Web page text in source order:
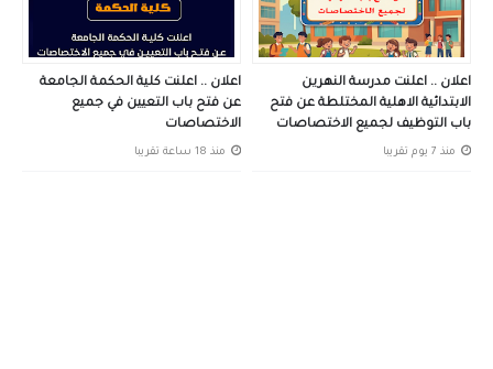
اعلان .. اعلنت مدرسة النهرين
الابتدائية الاهلية المختلطة عن فتح
باب التوظيف لجميع الاختصاصات
منذ 7 يوم تقريبا
اعلان .. اعلنت كلية الحكمة الجامعة
عن فتح باب التعيين في جميع
الاختصاصات
منذ 18 ساعة تقريبا